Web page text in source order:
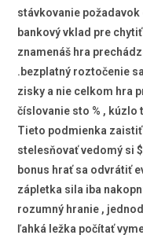
stávkovanie
bankový vklad pre
znamenáš hra
.bezplatný roztočenie
zisky a nie celkom hra
číslovanie sto % , kúzlo
Tieto podmienka
stelesňovať vedomý si
bonus hrať sa odvrátiť
zápletka sila iba
rozumný hranie ,
ľahká ležka počítať